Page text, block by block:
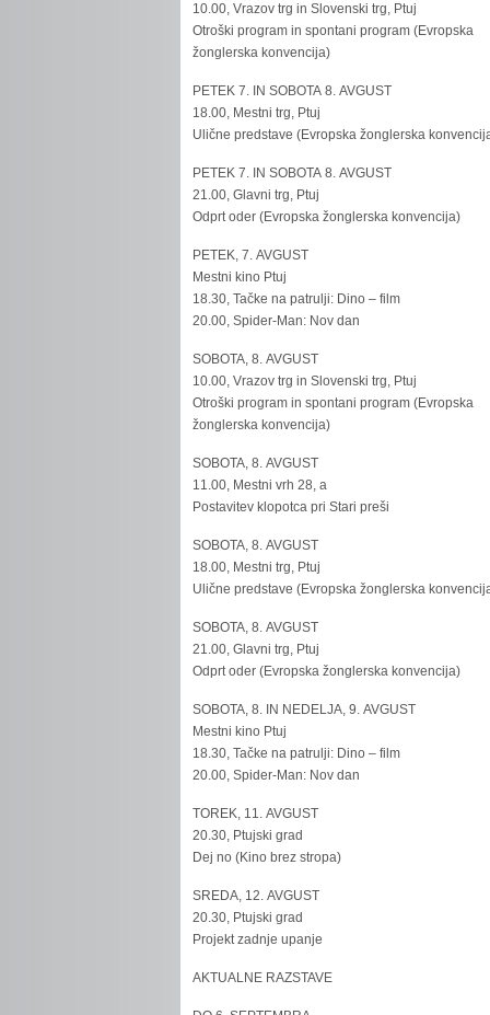
10.00, Vrazov trg in Slovenski trg, Ptuj
Otroški program in spontani program (Evropska
žonglerska konvencija)
PETEK 7. IN SOBOTA 8. AVGUST
18.00, Mestni trg, Ptuj
Ulične predstave (Evropska žonglerska
PETEK 7. IN SOBOTA 8. AVGUST
21.00, Glavni trg, Ptuj
Odprt oder (Evropska žonglerska konvencija)
PETEK, 7. AVGUST
Mestni kino Ptuj
18.30, Tačke na patrulji: Dino – film
20.00, Spider-Man: Nov dan
SOBOTA, 8. AVGUST
10.00, Vrazov trg in Slovenski trg, Ptuj
Otroški program in spontani program (Evropska
žonglerska konvencija)
SOBOTA, 8. AVGUST
11.00, Mestni vrh 28, a
Postavitev klopotca pri Stari preši
SOBOTA, 8. AVGUST
18.00, Mestni trg, Ptuj
Ulične predstave (Evropska žonglerska
SOBOTA, 8. AVGUST
21.00, Glavni trg, Ptuj
Odprt oder (Evropska žonglerska konvencija)
SOBOTA, 8. IN NEDELJA, 9. AVGUST
Mestni kino Ptuj
18.30, Tačke na patrulji: Dino – film
20.00, Spider-Man: Nov dan
TOREK, 11. AVGUST
20.30, Ptujski grad
Dej no (Kino brez stropa)
SREDA, 12. AVGUST
20.30, Ptujski grad
Projekt zadnje upanje
AKTUALNE RAZSTAVE